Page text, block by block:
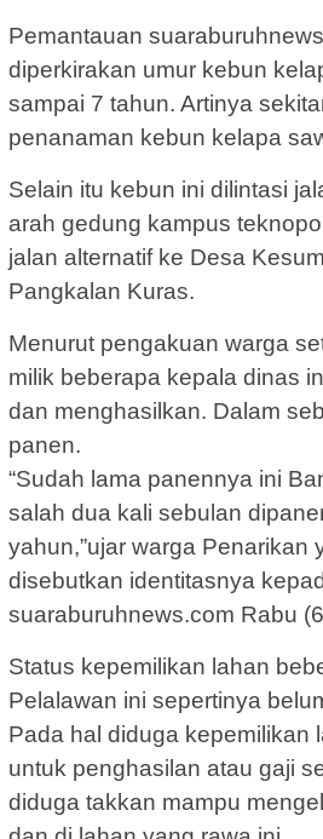
Pemantauan
diperkirakan umur kebun
sampai 7 tahun. Artinya
penanaman kebun kelapa
Selain itu kebun ini dilintasi
arah gedung kampus
jalan alternatif ke Desa
Pangkalan Kuras.
Menurut pengakuan warga
milik beberapa kepala dinas
dan menghasilkan. Dalam
panen.
“Sudah lama panennya ini
salah dua kali sebulan
yahun,”ujar warga Penarikan
disebutkan identitasnya
suaraburuhnews.com Rabu
Status kepemilikan lahan
Pelalawan ini sepertinya
Pada hal diduga kepemilikan
untuk penghasilan atau gaji
diduga takkan mampu